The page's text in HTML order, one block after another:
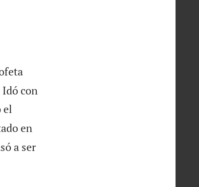
con
el
en
a ser